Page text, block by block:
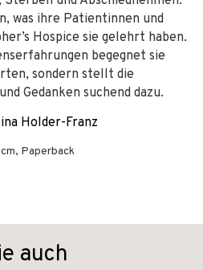
was ihre Patientinnen und
Hospice sie gelehrt haben.
begegnet sie
sondern stellt die
Gedanken suchend dazu.
Holder-Franz
Paperback
auch